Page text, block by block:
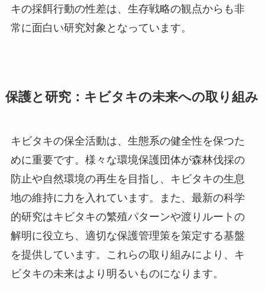
キの採餌行動の性差は、生存戦略の観点からも非
常に面白い研究対象となっています。
保護と研究：キビタキの未来への取り組み
キビタキの保全活動は、生態系の健全性を保つた
めに重要です。様々な環境保護団体が森林伐採の
防止や自然環境の再生を目指し、キビタキの生息
地の維持に力を入れています。また、最新の科学
的研究はキビタキの繁殖パターンや渡りルートの
解明に役立ち、適切な保護管理策を策定する基盤
を提供しています。これらの取り組みにより、キ
ビタキの未来はより明るいものになります。